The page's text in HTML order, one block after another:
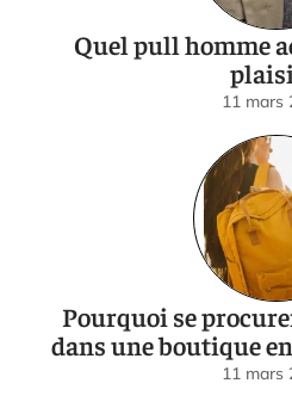
Quel pull homme
11 mars
Pourquoi se
dans une boutique
11 mars